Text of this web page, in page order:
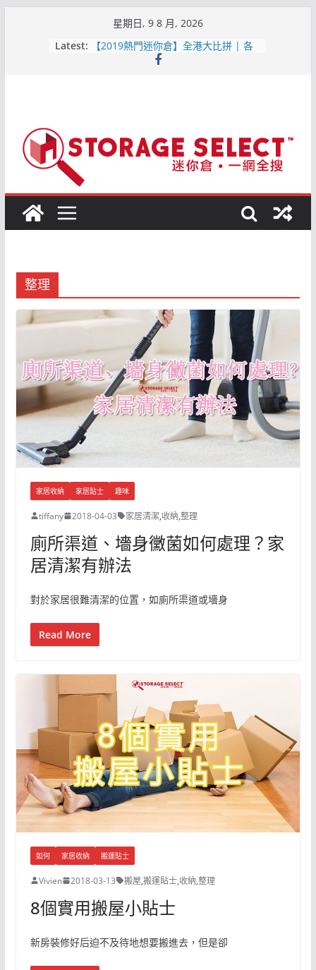
星期日, 9 8 月, 2026
Latest:
【2019熱門迷你倉】全港大比拼 | 各
交通, 價格資訊)2019-6月更新
城市迷你倉 – 詳細介紹(附最新優惠, 交
通, 價格資訊) 2019-6月更新
整理
家居收納 家居貼士 趣味
tiffany 2018-04-03 家居清潔,收納,整理
廁所渠道、墻身黴菌如何處理？家
居清潔有辦法
對於家居很難清潔的位置，如廁所渠道或墻身
Read More
如何 家居收納 搬運貼士
Vivien 2018-03-13 搬屋,搬運貼士,收納,整理
8個實用搬屋小貼士
新房裝修好后迫不及待地想要搬進去，但是卻